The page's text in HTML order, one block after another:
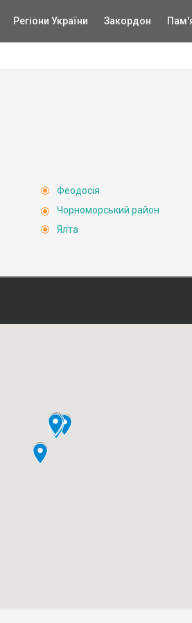
Регіони України Закордон
Феодосія
Чорноморський район
Ялта